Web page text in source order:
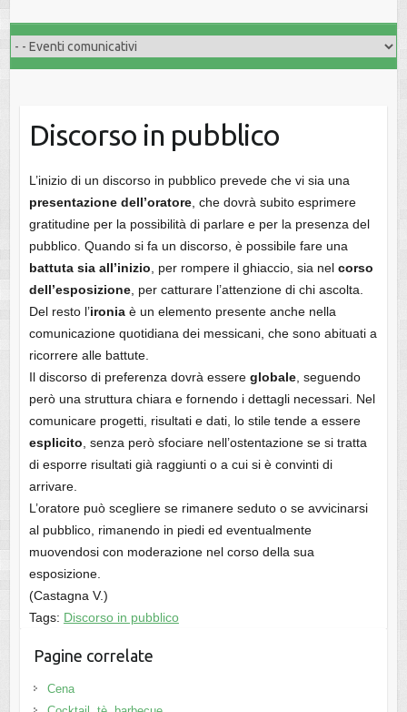
Discorso in pubblico
L’inizio di un discorso in pubblico prevede che vi sia una
presentazione dell’oratore, che dovrà subito esprimere
gratitudine per la possibilità di parlare e per la presenza del
pubblico. Quando si fa un discorso, è possibile fare una
battuta sia all’inizio , per rompere il ghiaccio, sia nel corso
dell’esposizione, per catturare l’attenzione di chi ascolta.
Del resto l’ironia è un elemento presente anche nella
comunicazione quotidiana dei messicani, che sono abituati a
ricorrere alle battute.
Il discorso di preferenza dovrà essere globale, seguendo
però una struttura chiara e fornendo i dettagli necessari. Nel
comunicare progetti, risultati e dati, lo stile tende a essere
esplicito , senza però sfociare nell’ostentazione se si tratta
di esporre risultati già raggiunti o a cui si è convinti di
arrivare.
L’oratore può scegliere se rimanere seduto o se avvicinarsi
al pubblico, rimanendo in piedi ed eventualmente
muovendosi con moderazione nel corso della sua
esposizione.
(Castagna V.)
Tags: Discorso in pubblico
Pagine correlate
Cena